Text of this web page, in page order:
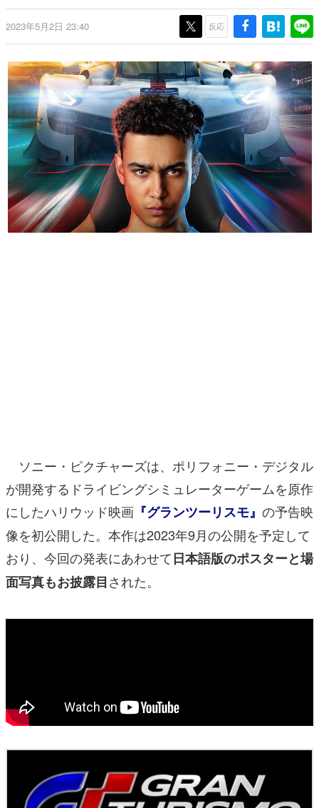
一先生によるゲーム業界レポートマンガです。
なんでゲームは面白い？
具体的な形から解き明かしていく、硬派で骨太な評論連載
です。
ゲームが変えた日本語
「経験値」「裏技」「ラスボス」… ゲームにまつわる言葉
の起源や用法の変遷を、コンピューター文化史研究家・タ
イニーP氏が徹底調査。
カテゴリ
特集記事
マンガ
2023年5月2日 23:40 反応
ソニー・ピクチャーズは、ポリフォニー・デジタル
が開発するドライビングシミュレーターゲームを原作
にしたハリウッド映画 『グランツーリスモ』 の予告映
像を初公開した。本作は2023年9月の公開を予定して
おり、今回の発表にあわせて日本語版のポスターと場
面写真もお披露目された。